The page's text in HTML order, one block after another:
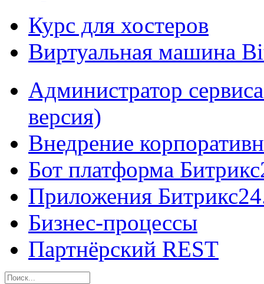
Курс для хостеров
Виртуальная машина
Администратор
версия)
Внедрение
Бот платформа
Приложения
Бизнес-процессы
Партнёрский REST